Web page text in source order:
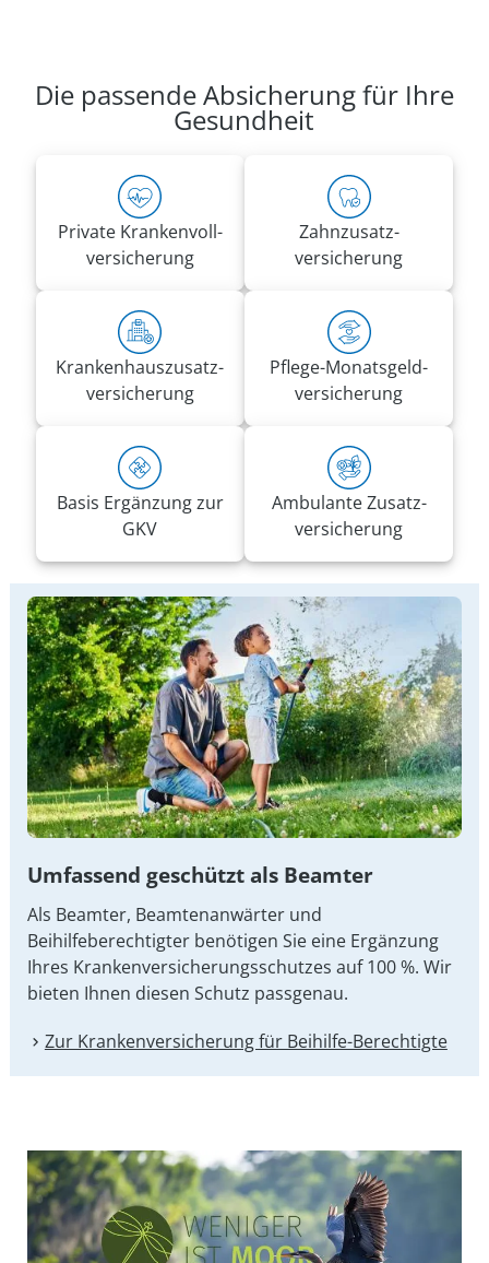
Die passende Absicherung für Ihre
Gesundheit
Private Kranken­voll­
versicherung
Zahnzusatz­
versicherung
Kranken­haus­zusatz­­
versicherung
Pflege-Monatsgeld­
versicherung
Basis Ergänzung zur
GKV
Ambulante Zusatz­
versicherung
Umfassend geschützt als Beamter
Als Beamter, Beamtenanwärter und
Beihilfeberechtigter benötigen Sie eine Ergänzung
Ihres Kran­ken­ver­si­che­rungs­schut­zes auf 100 %. Wir
bieten Ihnen diesen Schutz passgenau.
Zur Kranken­versicherung für Beihilfe-Berechtigte